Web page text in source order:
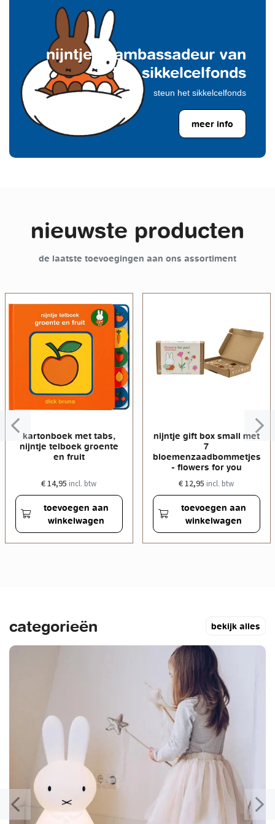
nijntje is ambassadeur van
het sikkelcelfonds
steun het sikkelcelfonds
meer info
nieuwste producten
de laatste toevoegingen aan ons assortiment
kartonboek met tabs,
nijntje telboek groente
en fruit
€ 14,95 incl. btw
toevoegen aan
winkelwagen
nijntje gift box small met
7
bloemenzaadbommetjes
- flowers for you
€ 12,95 incl. btw
toevoegen aan
winkelwagen
categorieën bekijk alles